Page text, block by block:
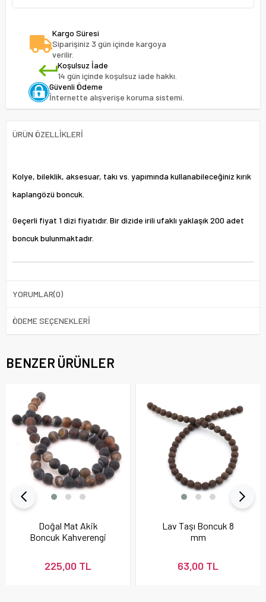
Kargo Süresi
Siparişiniz 3 gün içinde kargoya
verilir.
Koşulsuz İade
14 gün içinde koşulsuz iade hakkı.
Güvenli Ödeme
İnternette alışverişe koruma sistemi.
ÜRÜN ÖZELLIKLERI
Kolye, bileklik, aksesuar, takı vs. yapımında kullanabileceğiniz kırık
kaplangözü boncuk.
Geçerli fiyat 1 dizi fiyatıdır. Bir dizide irili ufaklı yaklaşık 200 adet
boncuk bulunmaktadır.
YORUMLAR(0)
ÖDEME SEÇENEKLERI
BENZER ÜRÜNLER
Doğal Mat Akik
Boncuk Kahverengi
225,00 TL
Lav Taşı Boncuk 8
mm
63,00 TL